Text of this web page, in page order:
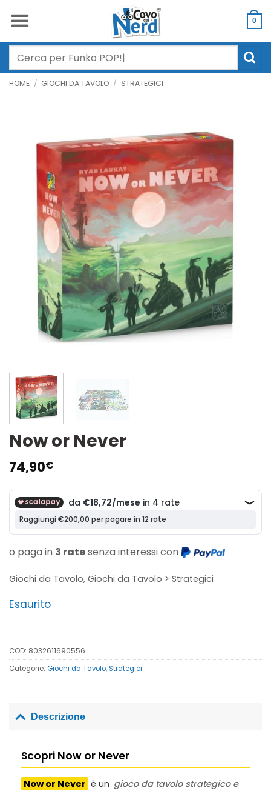
0
Cerca:
HOME / GIOCHI DA TAVOLO / STRATEGICI
Now or Never
74,90€
o paga in 3 ratesenza interessi con
Giochi da Tavolo, Giochi da Tavolo > Strategici
Esaurito
COD: 8032611690556
Categorie: Giochi da Tavolo, Strategici
Descrizione
Scopri Now or Never
Now or Never è un gioco da tavolo strategico e